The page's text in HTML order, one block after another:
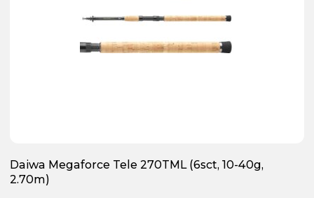
Daiwa Megaforce Tele 270TML (6sct, 10-40g,
2.70m)